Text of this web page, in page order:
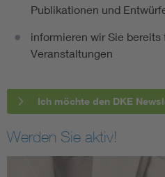
Publikationen und
informieren wir Sie
Veranstaltungen
Ich möchte den DKE
Werden Sie aktiv!